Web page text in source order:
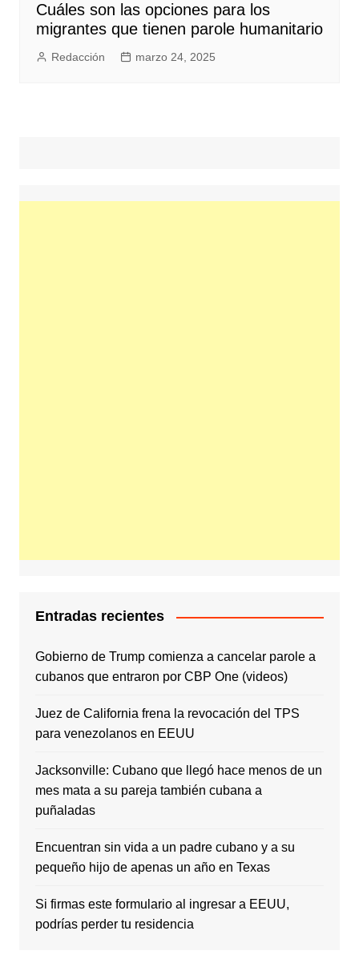
Cuáles son las opciones para los
migrantes que tienen parole humanitario
Redacción marzo 24, 2025
Entradas recientes
Gobierno de Trump comienza a cancelar parole a
cubanos que entraron por CBP One (videos)
Juez de California frena la revocación del TPS
para venezolanos en EEUU
Jacksonville: Cubano que llegó hace menos de un
mes mata a su pareja también cubana a
puñaladas
Encuentran sin vida a un padre cubano y a su
pequeño hijo de apenas un año en Texas
Si firmas este formulario al ingresar a EEUU,
podrías perder tu residencia